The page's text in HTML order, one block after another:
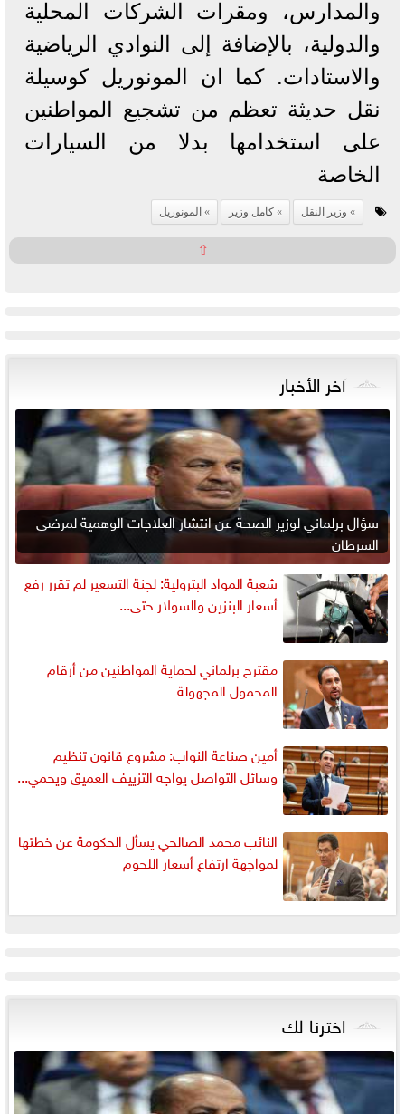
والمدارس، ومقرات الشركات المحلية
والدولية، بالإضافة إلى النوادي الرياضية
والاستادات. كما ان المونوريل كوسيلة
نقل حديثة تعظم من تشجيع المواطنين
على استخدامها بدلا من السيارات
الخاصة
وزير النقل كامل وزير المونوريل
⇧
آخر الأخبار
سؤال برلماني لوزير الصحة عن انتشار العلاجات الوهمية لمرضى
السرطان
شعبة المواد البترولية: لجنة التسعير لم تقرر رفع
أسعار البنزين والسولار حتى...
مقترح برلماني لحماية المواطنين من أرقام
المحمول المجهولة
أمين صناعة النواب: مشروع قانون تنظيم
وسائل التواصل يواجه التزييف العميق ويحمي...
النائب محمد الصالحي يسأل الحكومة عن خطتها
لمواجهة ارتفاع أسعار اللحوم
اخترنا لك